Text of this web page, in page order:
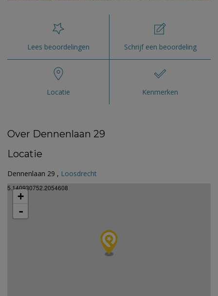
Lees beoordelingen Schrijf een beoordeling
Locatie Kenmerken
Over Dennenlaan 29
Locatie
Dennenlaan 29 , Loosdrecht
5.140930752.2054608
+
-